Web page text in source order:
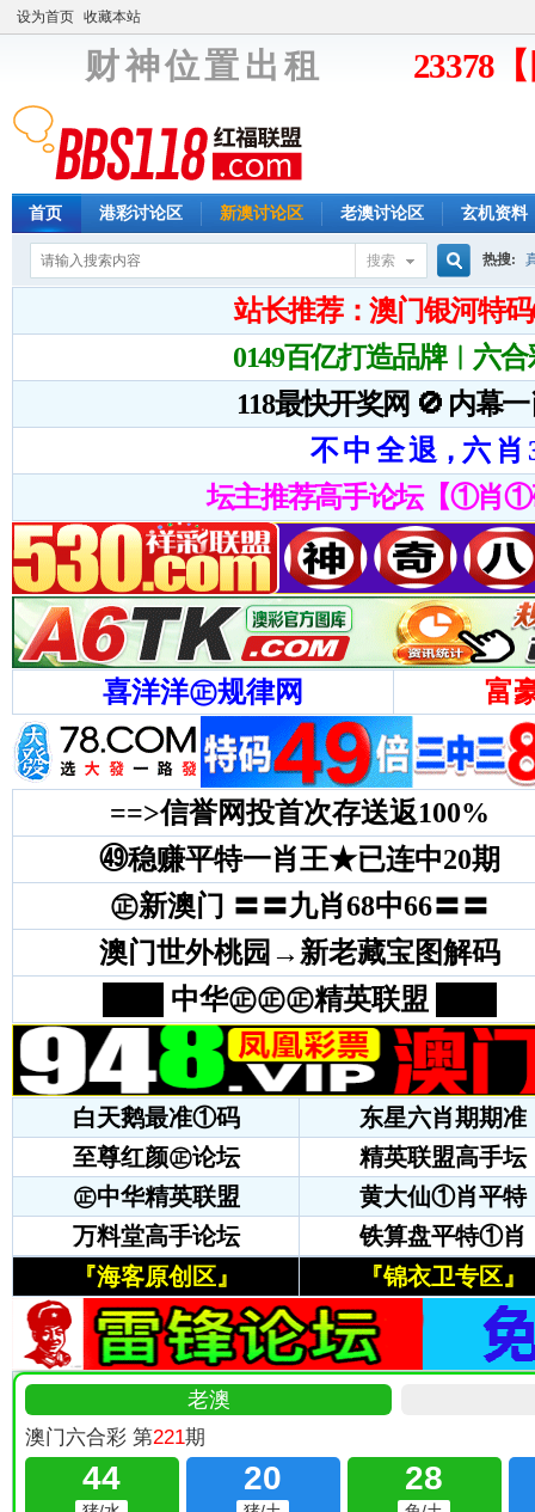
设为首页 收藏本站
财 神 位 置 出 租 23378
首页 港彩讨论区 新澳讨论区 老澳讨论区 玄机资料
搜索
搜
索
热搜: